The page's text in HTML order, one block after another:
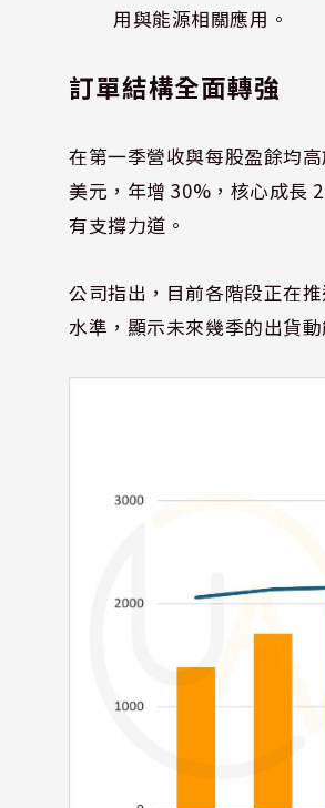
用與能源相關應用。
訂單結構全面轉強
在第一季營收與每股盈餘均
美元，年增 30%，核心成長
有支撐力道。
公司指出，目前各階段正在
水準，顯示未來幾季的出貨動